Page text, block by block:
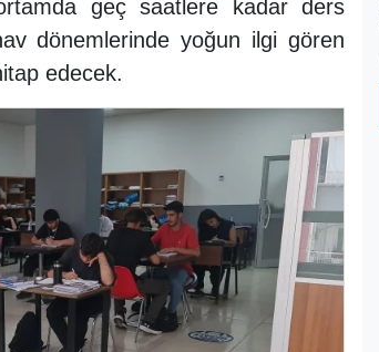
geç saatlere kadar ders
dönemlerinde yoğun ilgi gören
edecek.